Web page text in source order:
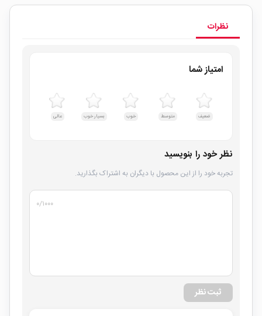
نظرات
امتیاز شما
ضعیف متوسط خوب بسیار خوب عالی
نظر خود را بنویسید
تجربه خود را از این محصول با دیگران به اشتراک بگذارید.
۰/۱۰۰۰
ثبت نظر